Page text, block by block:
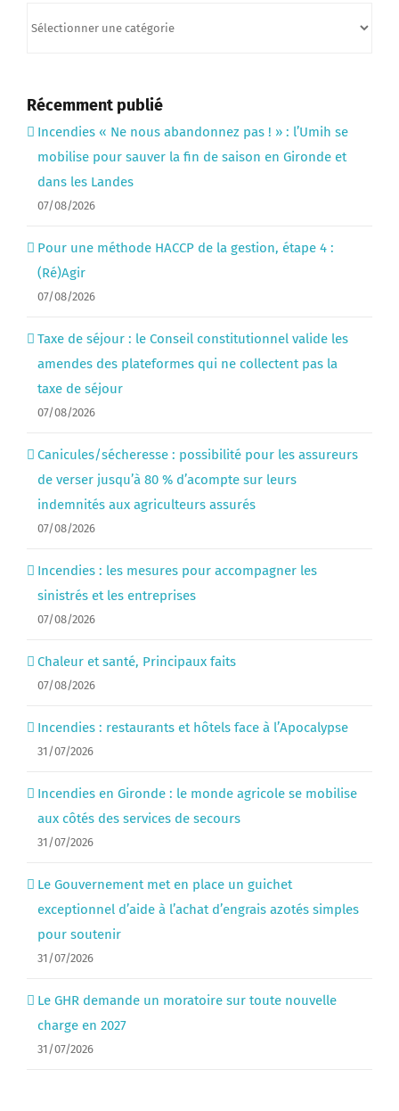
Récemment publié
Incendies « Ne nous abandonnez pas ! » : l’Umih se
mobilise pour sauver la fin de saison en Gironde et
dans les Landes
07/08/2026
Pour une méthode HACCP de la gestion, étape 4 :
(Ré)Agir
07/08/2026
Taxe de séjour : le Conseil constitutionnel valide les
amendes des plateformes qui ne collectent pas la
taxe de séjour
07/08/2026
Canicules/sécheresse : possibilité pour les assureurs
de verser jusqu’à 80 % d’acompte sur leurs
indemnités aux agriculteurs assurés
07/08/2026
Incendies : les mesures pour accompagner les
sinistrés et les entreprises
07/08/2026
Chaleur et santé, Principaux faits
07/08/2026
Incendies : restaurants et hôtels face à l’Apocalypse
31/07/2026
Incendies en Gironde : le monde agricole se mobilise
aux côtés des services de secours
31/07/2026
Le Gouvernement met en place un guichet
exceptionnel d’aide à l’achat d’engrais azotés simples
pour soutenir
31/07/2026
Le GHR demande un moratoire sur toute nouvelle
charge en 2027
31/07/2026